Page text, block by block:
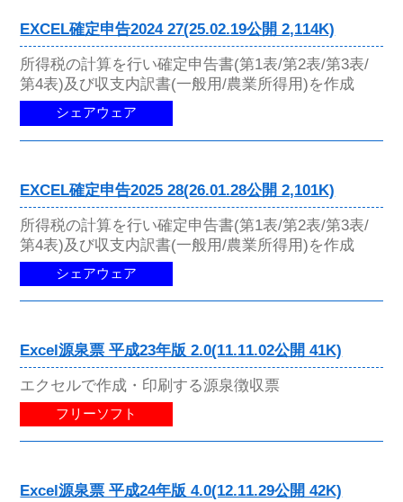
EXCEL確定申告2024 27(25.02.19公開 2,114K)
所得税の計算を行い確定申告書(第1表/第2表/第3表/
第4表)及び収支内訳書(一般用/農業所得用)を作成
シェアウェア
EXCEL確定申告2025 28(26.01.28公開 2,101K)
所得税の計算を行い確定申告書(第1表/第2表/第3表/
第4表)及び収支内訳書(一般用/農業所得用)を作成
シェアウェア
Excel源泉票 平成23年版 2.0(11.11.02公開 41K)
エクセルで作成・印刷する源泉徴収票
フリーソフト
Excel源泉票 平成24年版 4.0(12.11.29公開 42K)